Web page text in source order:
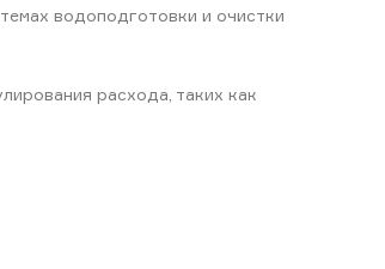
водоподготовки и очистки
расхода, таких как